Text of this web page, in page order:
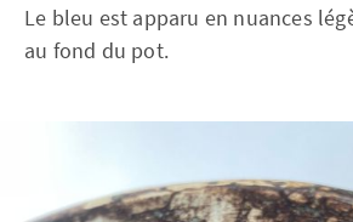
Le bleu est apparu en nuances
au fond du pot.